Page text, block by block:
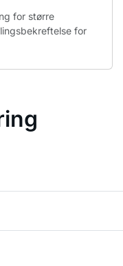
for større
for